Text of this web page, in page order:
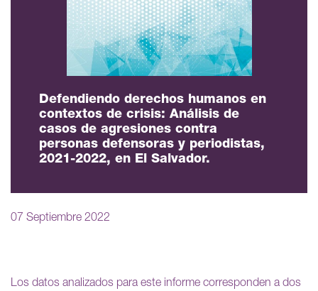
Defendiendo derechos humanos en
contextos de crisis: Análisis de
casos de agresiones contra
personas defensoras y periodistas,
2021-2022, en El Salvador.
07 Septiembre 2022
Los datos analizados para este informe corresponden a dos